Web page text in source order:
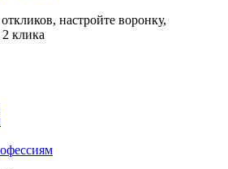
настройте воронку,
клика